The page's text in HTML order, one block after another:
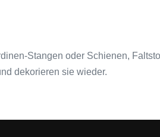
Stangen oder Schienen,
dekorieren sie wieder.